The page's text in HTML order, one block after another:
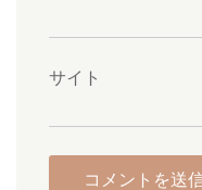
サイト